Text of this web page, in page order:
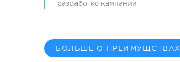
разработке кампаний
БОЛЬШЕ О ПРЕИМУЩСТВАХ